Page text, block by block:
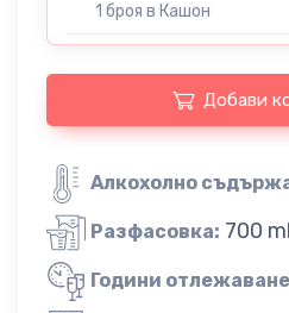
1 броя в Кашон
Добави
Алкохолно
Разфасовка: 700 ml
Години